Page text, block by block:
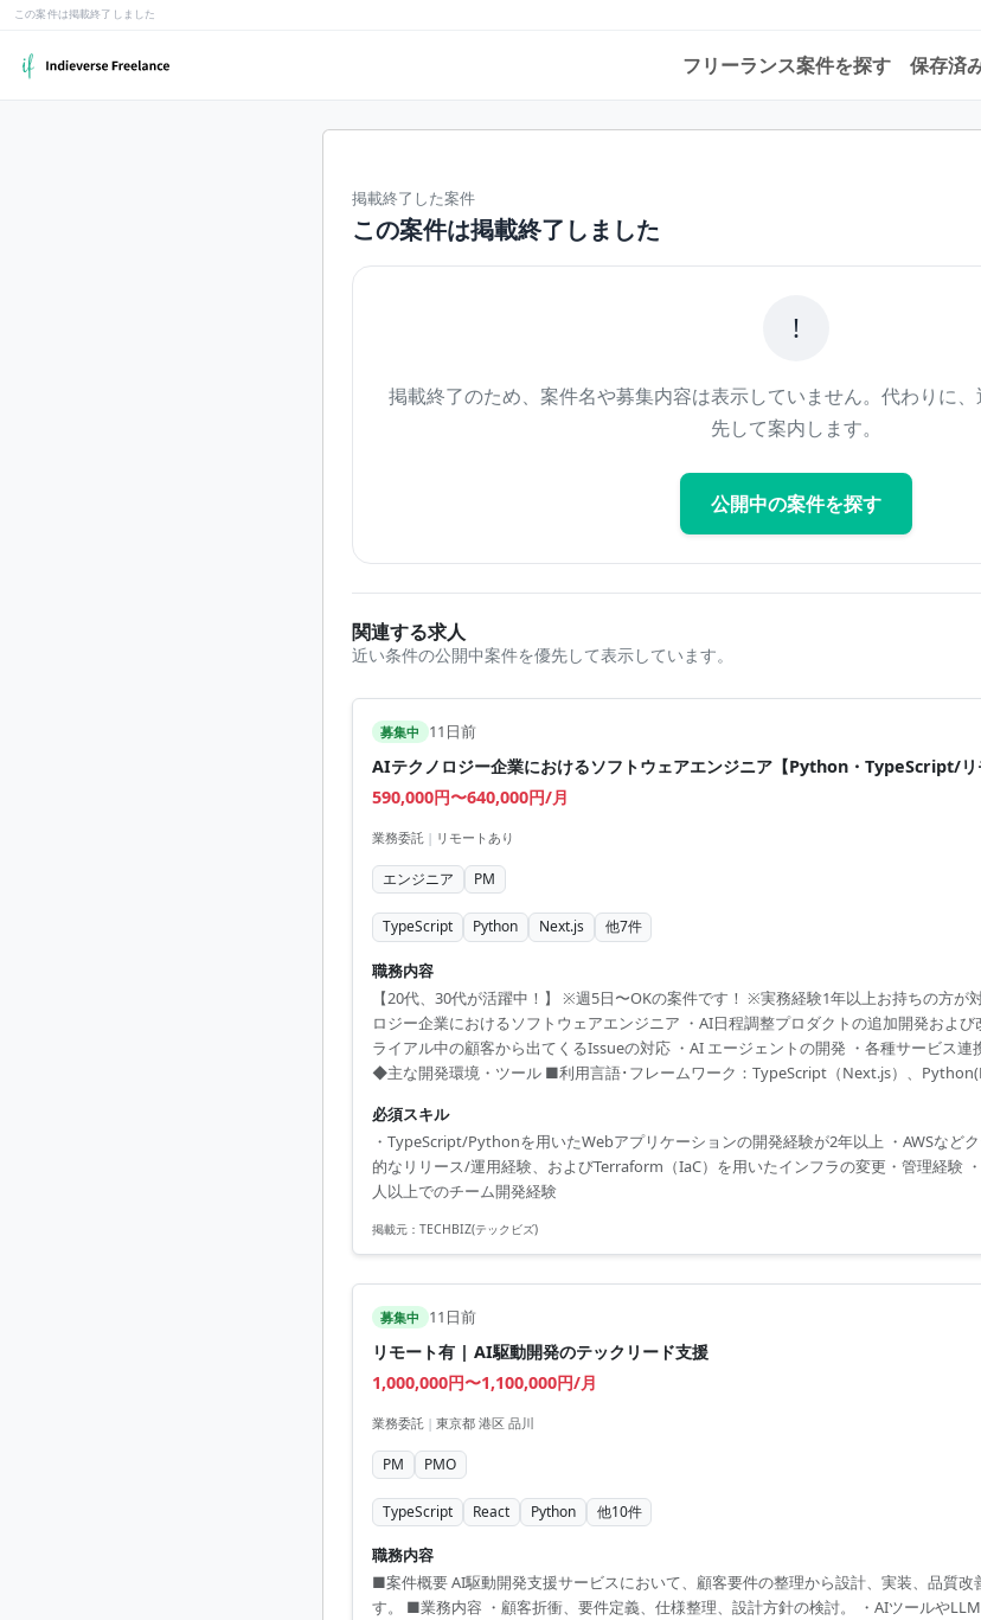
この案件は掲載終了しました
フリーランス案件を探す 保存済
掲載終了した案件
この案件は掲載終了しました
!
掲載終了のため、案件名や募集内容は表示していません。代わりに
先して案内します。
公開中の案件を探す
関連する求人
近い条件の公開中案件を優先して表示しています。
募集中 11日前
AIテクノロジー企業におけるソフトウェアエンジニア【Python・TypeScript/リ
590,000円〜640,000円/月
業務委託 | リモートあり
エンジニア PM
TypeScript Python Next.js 他7件
職務内容
【20代、30代が活躍中！】 ※週5日〜OKの案件です！ ※実務経験1年以上お持ちの方
ロジー企業におけるソフトウェアエンジニア ・AI日程調整プロダクトの追加開発およ
ライアル中の顧客から出てくるIssueの対応 ・AI エージェントの開発 ・各種サービス連
◆主な開発環境・ツール ■利用言語･フレームワーク：TypeScript（Next.js）、
必須スキル
・TypeScript/Pythonを用いたWebアプリケーションの開発経験が2年以上 ・AWSなど
的なリリース/運用経験、およびTerraform（IaC）を用いたインフラの変更・管理経験
人以上でのチーム開発経験
掲載元： TECHBIZ(テックビズ)
募集中 11日前
リモート有 | AI駆動開発のテックリード支援
1,000,000円〜1,100,000円/月
業務委託 | 東京都 港区 品川
PM PMO
TypeScript React Python 他10件
職務内容
■案件概要 AI駆動開発支援サービスにおいて、顧客要件の整理から設計、実装、品質改
す。 ■業務内容 ・顧客折衝、要件定義、仕様整理、設計方針の検討。 ・AIツールや